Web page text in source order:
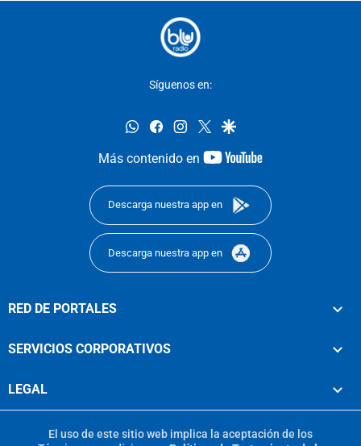
Síguenos en:
whatsappfacebookinstagram
twittergoogle
Más contenido en
youtube-
Descarga nuestra app en
Descarga nuestra app en
RED DE PORTALES
SERVICIOS CORPORATIVOS
LEGAL
El uso de este sitio web implica la aceptación de los